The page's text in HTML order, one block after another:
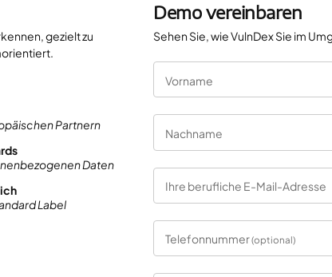
gezielt zu
Partnern
Daten
Label
Demo vereinbaren
Sehen Sie, wie VulnDex Sie im
Vorname
Nachname
Ihre berufliche E-Mail-Adresse
Telefonnummer(optional)